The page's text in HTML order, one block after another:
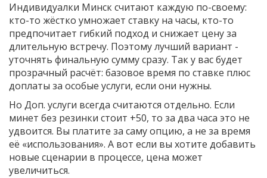
Индивидуалки Минск считают каждую по-своему:
кто-то жёстко умножает ставку на часы, кто-то
предпочитает гибкий подход и снижает цену за
длительную встречу. Поэтому лучший вариант -
уточнять финальную сумму сразу. Так у вас будет
прозрачный расчёт: базовое время по ставке плюс
доплаты за особые услуги, если они нужны.
Но Доп. услуги всегда считаются отдельно. Если
минет без резинки стоит +50, то за два часа это не
удвоится. Вы платите за саму опцию, а не за время
её «использования». А вот если вы хотите добавить
новые сценарии в процессе, цена может
увеличиться.